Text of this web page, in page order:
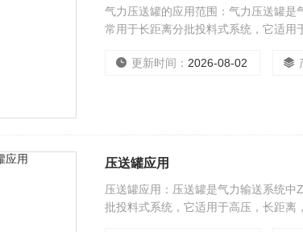
气力压送罐的应用范围：气力压送罐是
常用于长距离分批投料式系统，它适用
成。 更新时间： 2026-08-02
压送罐应用
压送罐应用：压送罐是气力输送系统
批投料式系统，它适用于高压，长距离